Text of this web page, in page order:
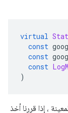
virtual
const
const
const
)
، إذا قررنا أخذ